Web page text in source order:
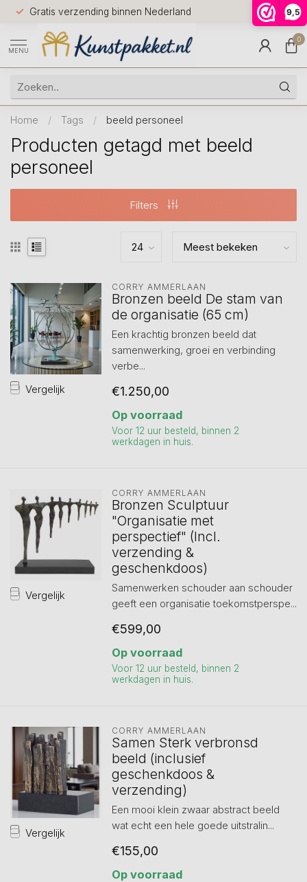
9,5
Gratis verzending binnen Nederland
Voor
huis
9.5
MENU
0
Home / Tags / beeld personeel
Producten getagd met beeld
personeel
Filters
Vergelijk
CORRY AMMERLAAN
Bronzen beeld De stam van
de organisatie (65 cm)
Een krachtig bronzen beeld dat
samenwerking, groei en verbinding
verbe...
€1.250,00
Op voorraad
Voor 12 uur besteld, binnen 2
werkdagen in huis.
Vergelijk
CORRY AMMERLAAN
Bronzen Sculptuur
"Organisatie met
perspectief" (Incl.
verzending &
geschenkdoos)
Samenwerken schouder aan schouder
geeft een organisatie toekomstperspe...
€599,00
Op voorraad
Voor 12 uur besteld, binnen 2
werkdagen in huis.
Vergelijk
CORRY AMMERLAAN
Samen Sterk verbronsd
beeld (inclusief
geschenkdoos &
verzending)
Een mooi klein zwaar abstract beeld
wat echt een hele goede uitstralin...
€155,00
Op voorraad